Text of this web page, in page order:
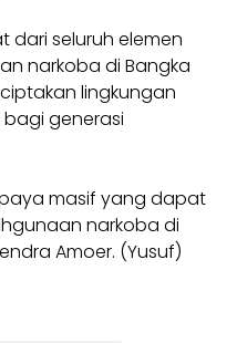
dari seluruh elemen
narkoba di Bangka
lingkungan
generasi
masif yang dapat
narkoba di
Amoer. (Yusuf)